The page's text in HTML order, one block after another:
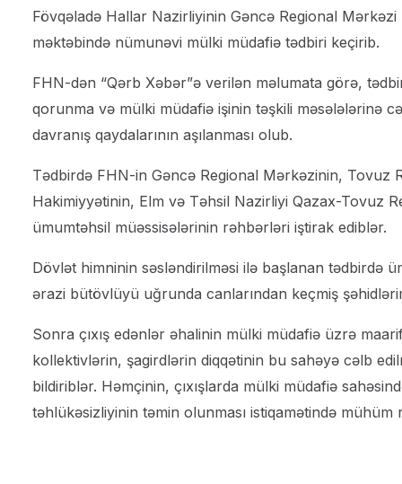
Fövqəladə Hallar Nazirliyinin Gəncə Regional
məktəbində nümunəvi mülki müdafiə tədbiri keçirib.
FHN-dən “Qərb Xəbər”ə verilən məlumata görə,
qorunma və mülki müdafiə işinin təşkili məsələlərinə
davranış qaydalarının aşılanması olub.
Tədbirdə FHN-in Gəncə Regional Mərkəzinin, Tovuz
Hakimiyyətinin, Elm və Təhsil Nazirliyi Qazax-Tovuz
ümumtəhsil müəssisələrinin rəhbərləri iştirak ediblər.
Dövlət himninin səsləndirilməsi ilə başlanan tədbirdə
ərazi bütövlüyü uğrunda canlarından keçmiş
Sonra çıxış edənlər əhalinin mülki müdafiə üzrə
kollektivlərin, şagirdlərin diqqətinin bu sahəyə cəlb
bildiriblər. Həmçinin, çıxışlarda mülki müdafiə
təhlükəsizliyinin təmin olunması istiqamətində mühüm